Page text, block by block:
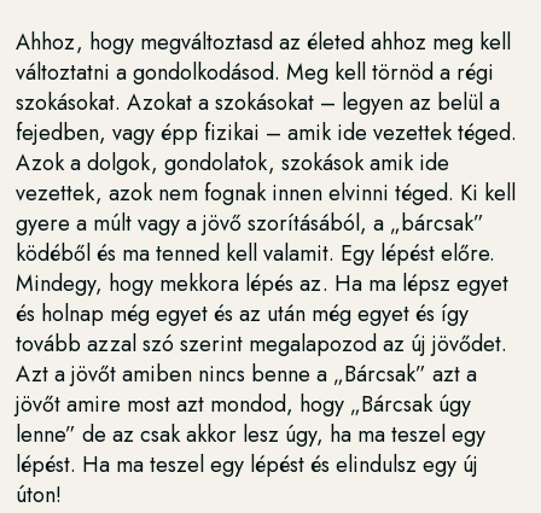
Ahhoz, hogy megváltoztasd az életed ahhoz meg kell
változtatni a gondolkodásod. Meg kell törnöd a régi
szokásokat. Azokat a szokásokat – legyen az belül a
fejedben, vagy épp fizikai – amik ide vezettek téged.
Azok a dolgok, gondolatok, szokások amik ide
vezettek, azok nem fognak innen elvinni téged. Ki kell
gyere a múlt vagy a jövő szorításából, a „bárcsak”
ködéből és ma tenned kell valamit. Egy lépést előre.
Mindegy, hogy mekkora lépés az. Ha ma lépsz egyet
és holnap még egyet és az után még egyet és így
tovább azzal szó szerint megalapozod az új jövődet.
Azt a jövőt amiben nincs benne a „Bárcsak” azt a
jövőt amire most azt mondod, hogy „Bárcsak úgy
lenne” de az csak akkor lesz úgy, ha ma teszel egy
lépést. Ha ma teszel egy lépést és elindulsz egy új
úton!